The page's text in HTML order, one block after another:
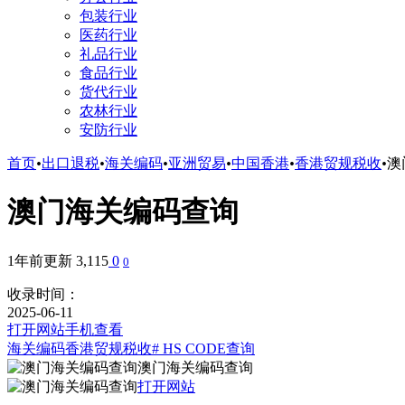
包装行业
医药行业
礼品行业
食品行业
货代行业
农林行业
安防行业
首页•出口退税•海关编码•亚洲贸易•中国香港•香港贸规税收•澳
澳门海关编码查询
1年前更新 3,115 0 0
收录时间：
2025-06-11
打开网站手机查看
海关编码香港贸规税收# HS CODE查询
澳门海关编码查询
打开网站